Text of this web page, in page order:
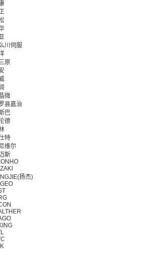
川伺服
原
微
县嘉治
巴
德
特
维尔
斯
扬杰)